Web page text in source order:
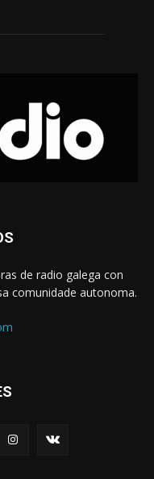
de radio galega con
comunidade autonoma.